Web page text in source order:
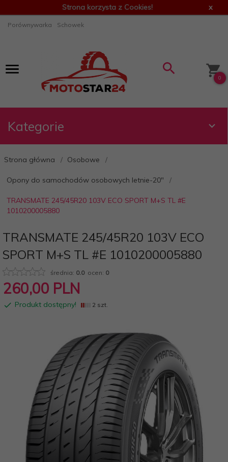
Strona korzysta z Cookies! x
Porównywarka Schowek
0
Kategorie
Strona główna Osobowe
Opony do samochodów osobowych letnie-20"
TRANSMATE 245/45R20 103V ECO SPORT M+S TL #E
1010200005880
TRANSMATE 245/45R20 103V ECO
SPORT M+S TL #E 1010200005880
średnia: 0.0ocen: 0
260,00 PLN
Produkt dostępny! 2 szt.